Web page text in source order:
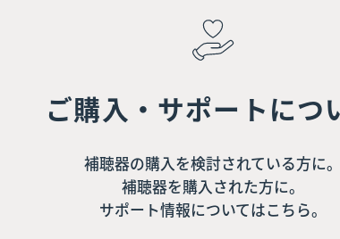
ご購入・サポートにつ
補聴器の購入を検討されている方に。
補聴器を購入された方に。
サポート情報についてはこちら。